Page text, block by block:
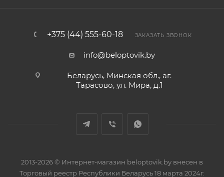
+375 (44) 555-60-18 ЗАКАЗАТЬ ЗВОНОК
info@beloptovik.by
Беларусь, Минская обл., аг.
Тарасово, ул. Мира, д.1
2013-2026 © Интернет-магазин beloptovik.by внесен в
Торговый реестр Республики Беларусь 18 марта 2024г.